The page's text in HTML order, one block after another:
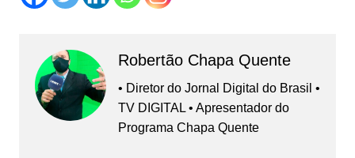
Robertão Chapa Quente
• Diretor do Jornal Digital do Brasil •
TV DIGITAL • Apresentador do
Programa Chapa Quente